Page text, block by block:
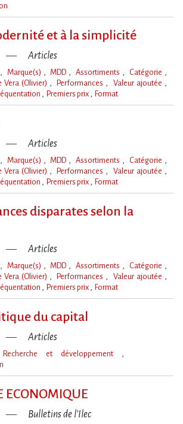
et à la simplicité
Articles
Marque(s) MDD Assortiments
Catégorie
Vera (Olivier)
Performances
Valeur ajoutée
Premiers prix Format
Articles
Marque(s) MDD Assortiments
Catégorie
Vera (Olivier)
Performances
Valeur ajoutée
Premiers prix Format
disparates selon la
Articles
Marque(s) MDD Assortiments
Catégorie
Vera (Olivier)
Performances
Valeur ajoutée
Premiers prix Format
du capital
Articles
Recherche et développement
ECONOMIQUE
Bulletins de l'Ilec